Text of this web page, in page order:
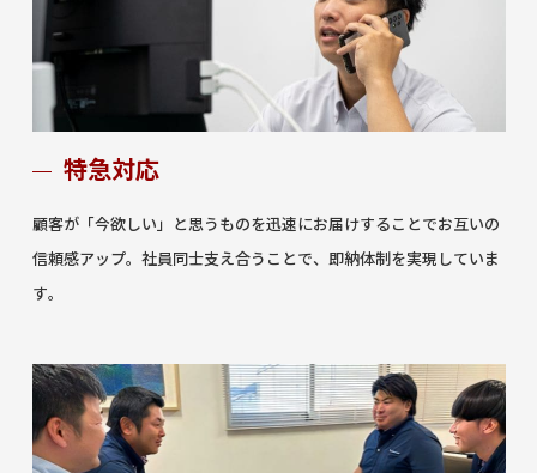
特急対応
顧客が「今欲しい」と思うものを迅速にお届けすることでお互いの
信頼感アップ。社員同士支え合うことで、即納体制を実現していま
す。